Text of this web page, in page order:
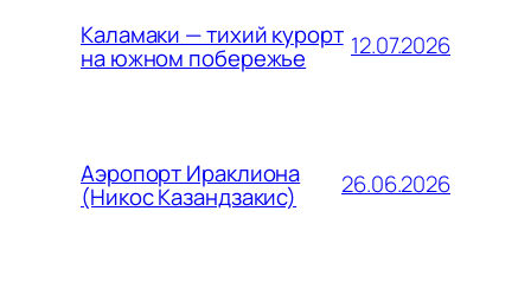
Каламаки — тихий курорт
на южном побережье 12.07.2026
Аэропорт Ираклиона
(Никос Казандзакис) 26.06.2026